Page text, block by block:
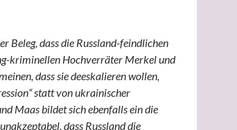
Beleg, dass die Russland-feindlichen
kriminellen Hochverräter Merkel und
dass sie deeskalieren wollen,
statt von ukrainischer
Maas bildet sich ebenfalls ein die
dass Russland die